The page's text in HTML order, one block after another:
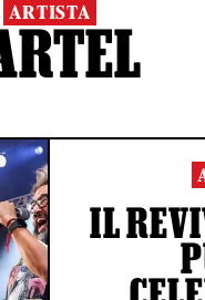
ARTISTA
IL